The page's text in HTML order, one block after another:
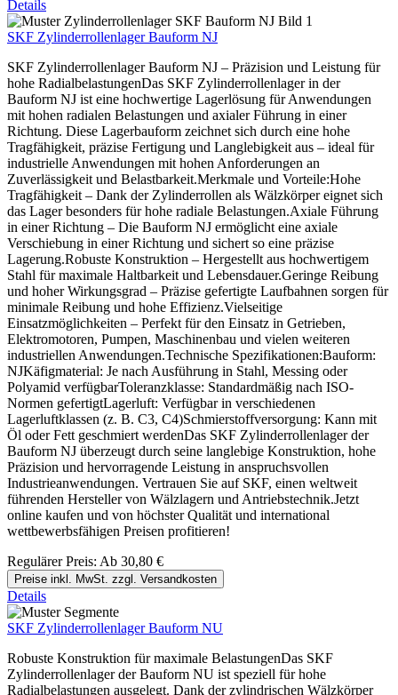
Details
SKF Zylinderrollenlager Bauform NJ
SKF Zylinderrollenlager Bauform NJ – Präzision und Leistung für
hohe RadialbelastungenDas SKF Zylinderrollenlager in der
Bauform NJ ist eine hochwertige Lagerlösung für Anwendungen
mit hohen radialen Belastungen und axialer Führung in einer
Richtung. Diese Lagerbauform zeichnet sich durch eine hohe
Tragfähigkeit, präzise Fertigung und Langlebigkeit aus – ideal für
industrielle Anwendungen mit hohen Anforderungen an
Zuverlässigkeit und Belastbarkeit.Merkmale und Vorteile:Hohe
Tragfähigkeit – Dank der Zylinderrollen als Wälzkörper eignet sich
das Lager besonders für hohe radiale Belastungen.Axiale Führung
in einer Richtung – Die Bauform NJ ermöglicht eine axiale
Verschiebung in einer Richtung und sichert so eine präzise
Lagerung.Robuste Konstruktion – Hergestellt aus hochwertigem
Stahl für maximale Haltbarkeit und Lebensdauer.Geringe Reibung
und hoher Wirkungsgrad – Präzise gefertigte Laufbahnen sorgen für
minimale Reibung und hohe Effizienz.Vielseitige
Einsatzmöglichkeiten – Perfekt für den Einsatz in Getrieben,
Elektromotoren, Pumpen, Maschinenbau und vielen weiteren
industriellen Anwendungen.Technische Spezifikationen:Bauform:
NJKäfigmaterial: Je nach Ausführung in Stahl, Messing oder
Polyamid verfügbarToleranzklasse: Standardmäßig nach ISO-
Normen gefertigtLagerluft: Verfügbar in verschiedenen
Lagerluftklassen (z. B. C3, C4)Schmierstoffversorgung: Kann mit
Öl oder Fett geschmiert werdenDas SKF Zylinderrollenlager der
Bauform NJ überzeugt durch seine langlebige Konstruktion, hohe
Präzision und hervorragende Leistung in anspruchsvollen
Industrieanwendungen. Vertrauen Sie auf SKF, einen weltweit
führenden Hersteller von Wälzlagern und Antriebstechnik.Jetzt
online kaufen und von höchster Qualität und international
wettbewerbsfähigen Preisen profitieren!
Regulärer Preis: Ab 30,80 €
Preise inkl. MwSt. zzgl. Versandkosten
Details
SKF Zylinderrollenlager Bauform NU
Robuste Konstruktion für maximale BelastungenDas SKF
Zylinderrollenlager der Bauform NU ist speziell für hohe
Radialbelastungen ausgelegt. Dank der zylindrischen Wälzkörper